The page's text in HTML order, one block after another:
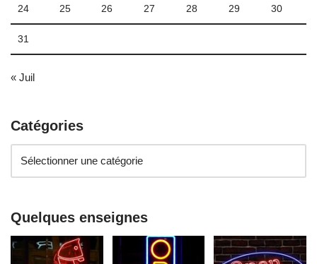
24 25 26 27 28 29 30
31
« Juil
Catégories
Quelques enseignes